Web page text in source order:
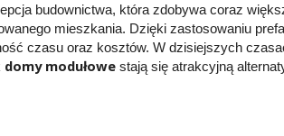
budownictwa, która zdobywa coraz
mieszkania. Dzięki zastosowaniu
czasu oraz kosztów. W dzisiejszych
domy modułowestają się atrakcyjną